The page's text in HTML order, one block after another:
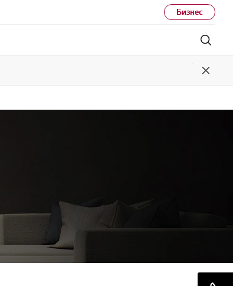
Бизнес
Close